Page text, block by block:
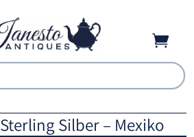

Silber – Mexiko